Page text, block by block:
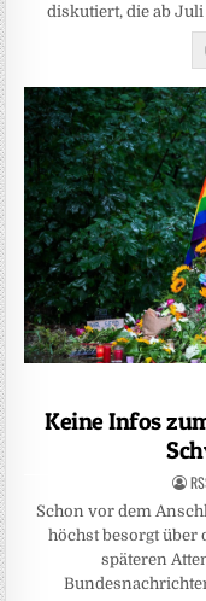
diskutiert, die ab
Keine Infos
Schon vor dem
höchst besorgt über
späteren